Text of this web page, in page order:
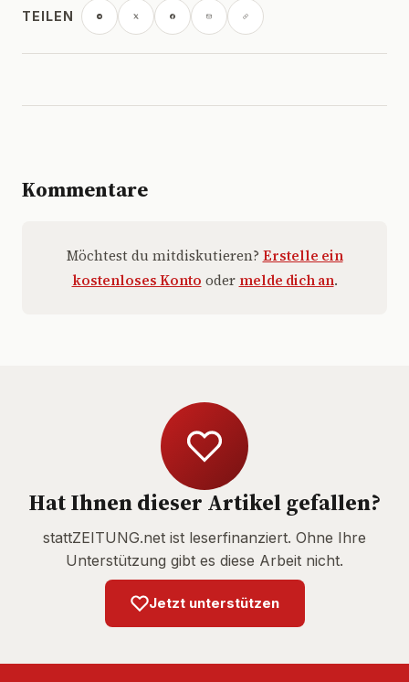
TEILEN
Kommentare
Möchtest du mitdiskutieren? Erstelle ein
kostenloses Konto oder melde dich an.
Hat Ihnen dieser Artikel gefallen?
stattZEITUNG.net ist leserfinanziert. Ohne Ihre
Unterstützung gibt es diese Arbeit nicht.
Jetzt unterstützen